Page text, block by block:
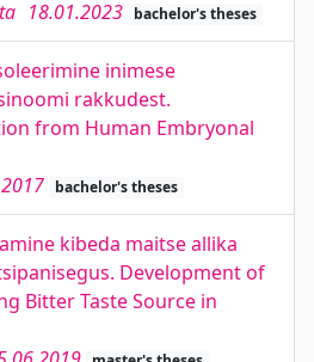
18.01.2023 bachelor's theses
inimese
rakkudest.
from Human Embryonal
bachelor's theses
kibeda maitse allika
Development of
Bitter Taste Source in